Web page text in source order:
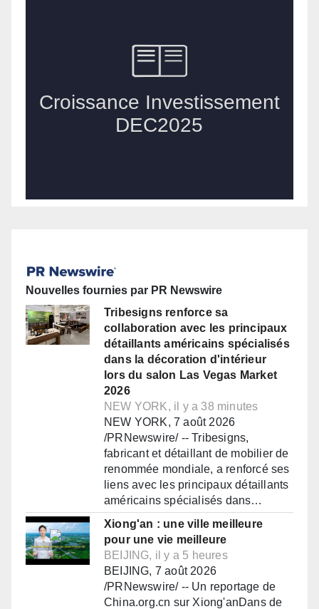
Nouvelles fournies par PR Newswire
Tribesigns renforce sa
collaboration avec les principaux
détaillants américains spécialisés
dans la décoration d'intérieur
lors du salon Las Vegas Market
2026
NEW YORK, il y a 38 minutes
NEW YORK, 7 août 2026
/PRNewswire/ -- Tribesigns,
fabricant et détaillant de mobilier de
renommée mondiale, a renforcé ses
liens avec les principaux détaillants
américains spécialisés dans…
Xiong'an : une ville meilleure
pour une vie meilleure
BEIJING, il y a 5 heures
BEIJING, 7 août 2026
/PRNewswire/ -- Un reportage de
China.org.cn sur Xiong'anDans de